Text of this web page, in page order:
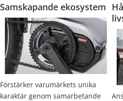
Samskapande ekosystem
Förstärker varumärkets unika
karaktär genom samarbetande